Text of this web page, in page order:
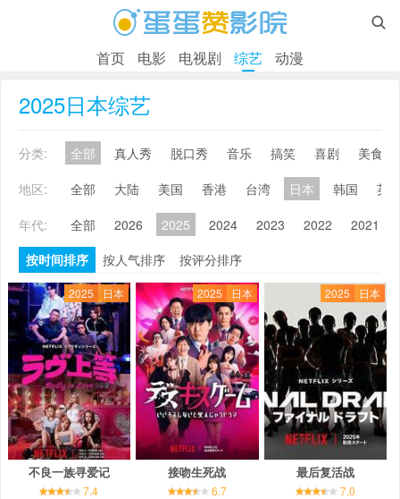

首页 电影 电视剧 综艺 动漫
2025日本综艺
分类: 全部 真人秀 脱口秀 音乐 搞笑 喜剧
美食
地区:
全部 大陆 美国 香港 台湾 日本 韩国
英
年代:
全部 2026 2025 2024 2023 2022 2021
按时间排序
按人气排序 按评分排序
2025 日本
不良一族寻爱记
7.4
2025 日本
接吻生死战
6.7
2025 日本
最后复活战
7.0